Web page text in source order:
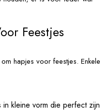
Feestjes
hapjes voor feestjes. Enkele
in kleine vorm die perfect zijn